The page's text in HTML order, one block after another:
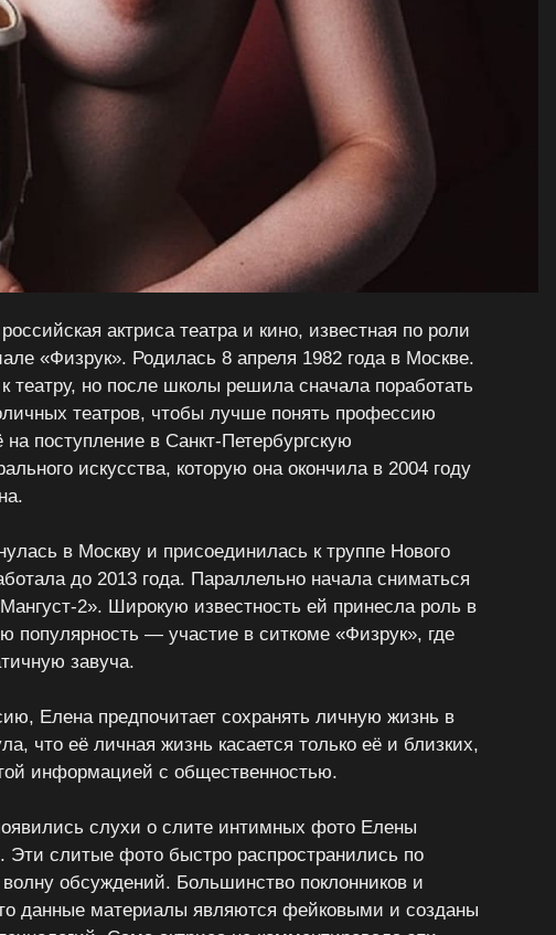
актриса театра и кино, известная по роли
«Физрук». Родилась 8 апреля 1982 года в Москве.
театру, но после школы решила сначала поработать
театров, чтобы лучше понять профессию
поступление в Санкт-Петербургскую
искусства, которую она окончила в 2004 году
в Москву и присоединилась к труппе Нового
до 2013 года. Параллельно начала сниматься
2». Широкую известность ей принесла роль в
популярность — участие в ситкоме «Физрук», где
завуча.
Елена предпочитает сохранять личную жизнь в
что её личная жизнь касается только её и близких,
информацией с общественностью.
слухи о слите интимных фото Елены
Эти слитые фото быстро распространились по
обсуждений. Большинство поклонников и
данные материалы являются фейковыми и созданы